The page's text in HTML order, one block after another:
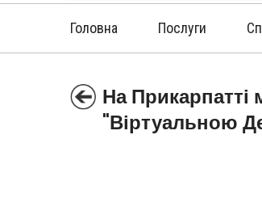
Головна Послуги
На
"Віртуальною